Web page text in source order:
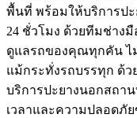
พื้นที่ พร้อมให้บริการป
24 ชั่วโมง ด้วยทีมช่าง
ดูแลรถของคุณทุกคัน ไม่
แม้กระทั่งรถบรรทุก ด้ว
บริการปะยางนอกสถาน
เวลาและความปลอดภั